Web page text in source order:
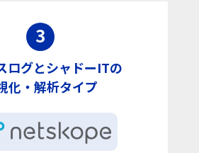
3
ログとシャドーITの
化・解析タイプ